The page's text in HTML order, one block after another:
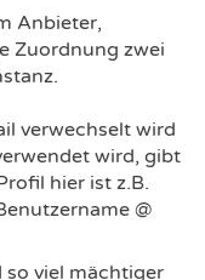
Anbieter,
Zuordnung zwei
verwechselt wird
wird, gibt
hier ist z.B.
@
viel mächtiger